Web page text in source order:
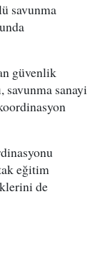
savunma
güvenlik
savunma sanayi
eğitim
de